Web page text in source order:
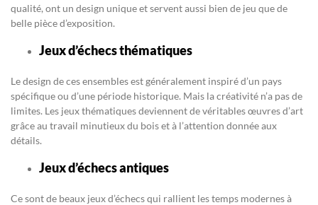
qualité, ont un design unique et servent aussi bien de jeu que de
belle pièce d’exposition.
Jeux d’échecs thématiques
Le design de ces ensembles est généralement inspiré d’un pays
spécifique ou d’une période historique. Mais la créativité n’a pas de
limites. Les jeux thématiques deviennent de véritables œuvres d’art
grâce au travail minutieux du bois et à l’attention donnée aux
détails.
Jeux d’échecs antiques
Ce sont de beaux jeux d’échecs qui rallient les temps modernes à